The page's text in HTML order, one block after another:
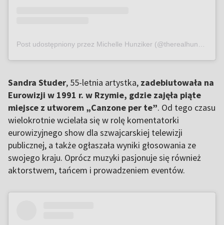
Post udostępniony przez Michelle Hunziker (@therealhunzigram)
Sandra Studer, 55-letnia artystka, zadebiutowała na
Eurowizji w 1991 r. w Rzymie, gdzie zajęła piąte
miejsce z utworem „Canzone per te”. Od tego czasu
wielokrotnie wcielała się w rolę komentatorki
eurowizyjnego show dla szwajcarskiej telewizji
publicznej, a także ogłaszała wyniki głosowania ze
swojego kraju. Oprócz muzyki pasjonuje się również
aktorstwem, tańcem i prowadzeniem eventów.